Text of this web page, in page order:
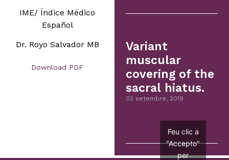
IME/ Índice Médico
Español
Dr. Royo Salvador MB
Download PDF
Variant
muscular
covering of the
sacral hiatus.
02 setembre, 2019
Feu clic a
"Accepto"
per